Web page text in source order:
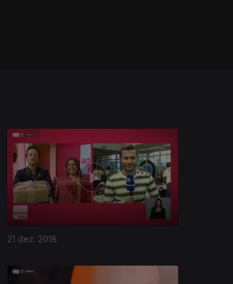
21 dez. 2018